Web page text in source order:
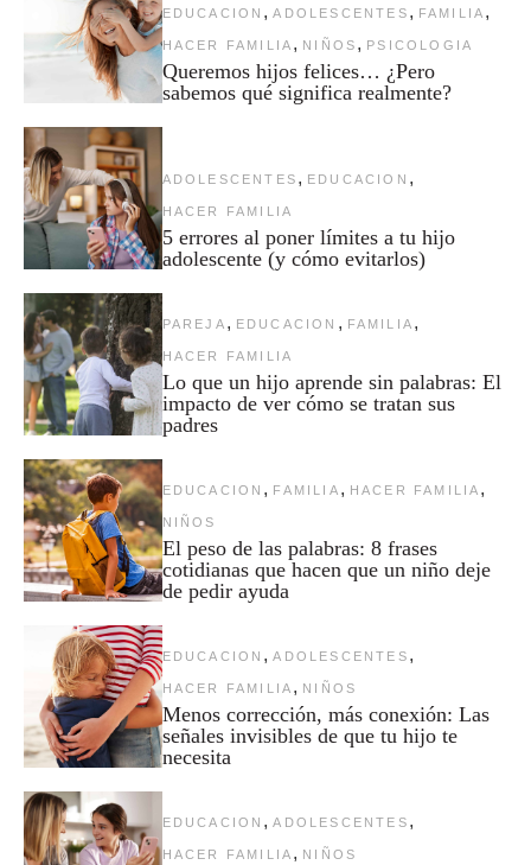
EDUCACION , ADOLESCENTES , FAMILIA ,
HACER FAMILIA , NIÑOS , PSICOLOGIA
Queremos hijos felices… ¿Pero
sabemos qué significa realmente?
ADOLESCENTES , EDUCACION ,
HACER FAMILIA
5 errores al poner límites a tu hijo
adolescente (y cómo evitarlos)
PAREJA , EDUCACION , FAMILIA ,
HACER FAMILIA
Lo que un hijo aprende sin palabras: El
impacto de ver cómo se tratan sus
padres
EDUCACION , FAMILIA , HACER FAMILIA ,
NIÑOS
El peso de las palabras: 8 frases
cotidianas que hacen que un niño deje
de pedir ayuda
EDUCACION , ADOLESCENTES ,
HACER FAMILIA , NIÑOS
Menos corrección, más conexión: Las
señales invisibles de que tu hijo te
necesita
EDUCACION , ADOLESCENTES ,
HACER FAMILIA , NIÑOS